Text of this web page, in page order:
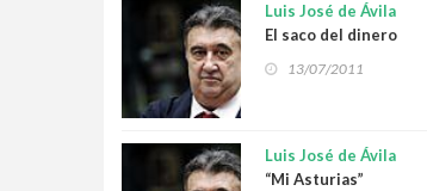
Luis José de Ávila
El saco del dinero
13/07/2011
Luis José de Ávila
“Mi Asturias”